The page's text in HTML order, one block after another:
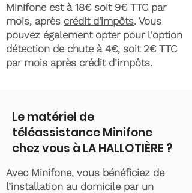
Minifone est à 18€ soit 9€ TTC par
mois, après crédit d'impôts. Vous
pouvez également opter pour l'option
détection de chute à 4€, soit 2€ TTC
par mois après crédit d’impôts.
Le matériel de
téléassistance Minifone
chez vous à LA HALLOTIÈRE ?
Avec Minifone, vous bénéficiez de
l’installation au domicile par un